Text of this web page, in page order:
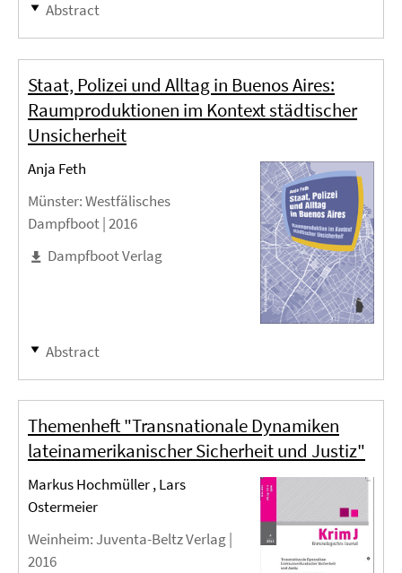
Abstract
Staat, Polizei und Alltag in Buenos Aires:
Raumproduktionen im Kontext städtischer
Unsicherheit
Anja Feth
Münster: Westfälisches
Dampfboot |2016
Dampfboot Verlag
Abstract
Themenheft "Transnationale Dynamiken
lateinamerikanischer Sicherheit und Justiz"
Markus Hochmüller , Lars
Ostermeier
Weinheim: Juventa-Beltz Verlag |
2016